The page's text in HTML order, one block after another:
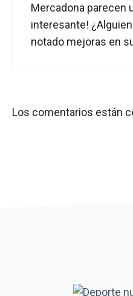
Mercadona parecen
interesante!
notado mejoras en
Los comentarios están